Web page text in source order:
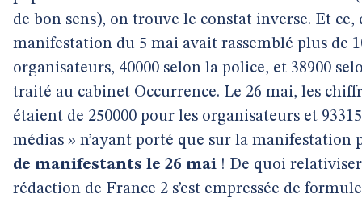
de bon sens), on trouve le constat inverse. Et
manifestation du 5 mai avait rassemblé plus de
organisateurs, 40000 selon la police, et 38900
traité au cabinet Occurrence. Le 26 mai, les
étaient de 250000 pour les organisateurs et
médias » n’ayant porté que sur la
de manifestants le 26 mai ! De quoi relativiser
rédaction de France 2 s’est empressée de